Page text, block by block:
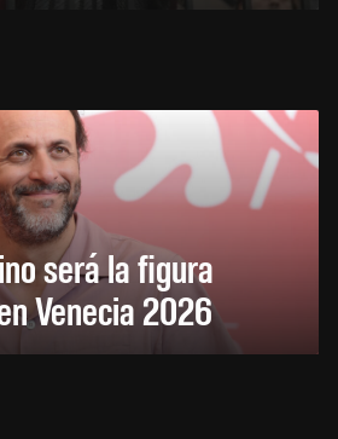
será la figura
Venecia 2026